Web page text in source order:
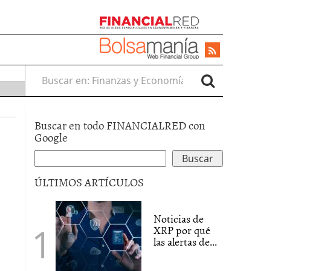
Buscar en:
Buscar en todo FINANCIALRED con
Google
ÚLTIMOS ARTÍCULOS
Noticias de
XRP por qué
las alertas de...